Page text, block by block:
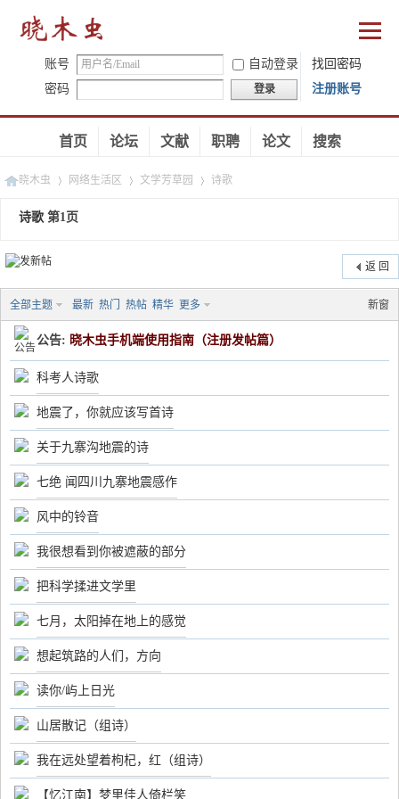
账号 自动登录
找回密码
密码
登录 注册账号
首页 论坛 文献 职聘 论文 搜索
晓木虫
›
网络生活区 文学芳草园 诗歌
诗歌 第1页
返 回
新窗
全部主题 最新 热门 热帖 精华 更多
公告: 晓木虫手机端使用指南（注册发帖篇）
科考人诗歌
地震了，你就应该写首诗
关于九寨沟地震的诗
七绝 闻四川九寨地震感作
风中的铃音
我很想看到你被遮蔽的部分
把科学揉进文学里
七月，太阳掉在地上的感觉
想起筑路的人们，方向
读你/屿上日光
山居散记（组诗）
我在远处望着枸杞，红（组诗）
【忆江南】梦里佳人倚栏笑